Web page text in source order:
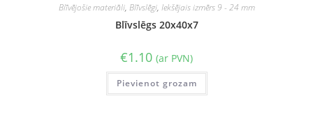
Blīvējošie materiāli, Blīvslēgi, Iekšējais izmērs 9 - 24 mm
Blīvslēgs 20x40x7
€1.10 (ar PVN)
Pievienot grozam